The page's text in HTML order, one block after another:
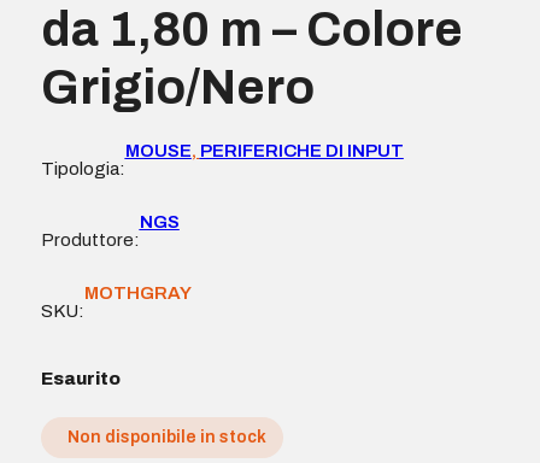
da 1,80 m – Colore
Grigio/Nero
Tipologia:
MOUSE, PERIFERICHE DI INPUT
Produttore:
NGS
SKU:
MOTHGRAY
Esaurito
Non disponibile in stock